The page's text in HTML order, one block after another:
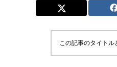
この記事のタイトル